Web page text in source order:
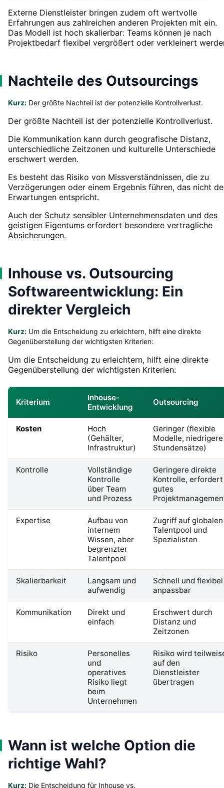
Externe Dienstleister bringen zudem oft wertvolle
Erfahrungen aus zahlreichen anderen Projekten mit ein.
Das Modell ist hoch skalierbar: Teams können je nach
Projektbedarf flexibel vergrößert oder verkleinert
Nachteile des Outsourcings
Kurz: Der größte Nachteil ist der potenzielle Kontrollverlust.
Der größte Nachteil ist der potenzielle Kontrollverlust.
Die Kommunikation kann durch geografische Distanz,
unterschiedliche Zeitzonen und kulturelle Unterschiede
erschwert werden.
Es besteht das Risiko von Missverständnissen, die zu
Verzögerungen oder einem Ergebnis führen, das nicht
Erwartungen entspricht.
Auch der Schutz sensibler Unternehmensdaten und des
geistigen Eigentums erfordert besondere vertragliche
Absicherungen.
Inhouse vs. Outsourcing
Softwareentwicklung: Ein
direkter Vergleich
Kurz: Um die Entscheidung zu erleichtern, hilft eine direkte
Gegenüberstellung der wichtigsten Kriterien:
Um die Entscheidung zu erleichtern, hilft eine direkte
Gegenüberstellung der wichtigsten Kriterien:
Kriterium
Inhouse-
Entwicklung
Outsourcing
Kosten
Hoch
(Gehälter,
Infrastruktur)
Geringer (flexible
Modelle, niedrigere
Stundensätze)
Kontrolle
Vollständige
Kontrolle
über Team
und Prozess
Geringere direkte
Kontrolle, erfordert
gutes
Expertise
Aufbau von
internem
Wissen, aber
begrenzter
Talentpool
Zugriff auf globalen
Talentpool und
Spezialisten
Skalierbarkeit
Langsam und
aufwendig
Schnell und flexibel
anpassbar
Kommunikation
Direkt und
einfach
Erschwert durch
Distanz und
Zeitzonen
Risiko
Personelles
und
operatives
Risiko liegt
beim
Unternehmen
Risiko wird
auf den
Dienstleister
übertragen
Wann ist welche Option die
richtige Wahl?
Kurz: Die Entscheidung für Inhouse vs.